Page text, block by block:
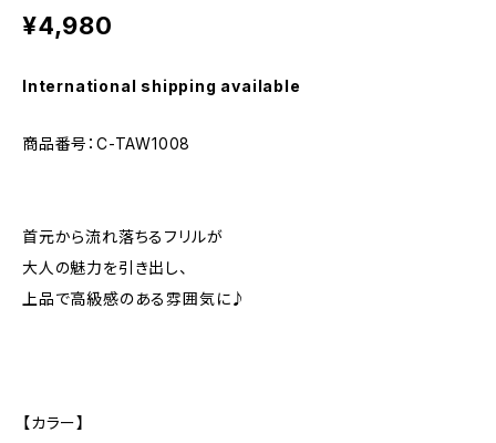
¥4,980
International shipping available
商品番号：C-TAW1008
首元から流れ落ちるフリルが
大人の魅力を引き出し、
上品で高級感のある雰囲気に♪
【カラー】